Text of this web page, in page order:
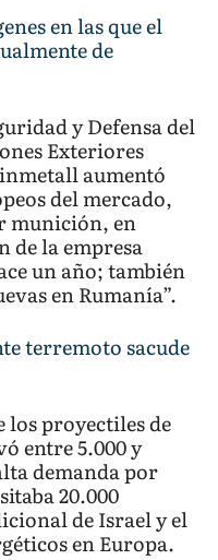
en las que el
de
y Defensa del
Exteriores
aumentó
del mercado,
munición, en
de la empresa
un año; también
en Rumanía”.
terremoto sacude
los proyectiles de
entre 5.000 y
demanda por
20.000
de Israel y el
en Europa.